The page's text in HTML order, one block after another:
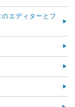
エディターとフ